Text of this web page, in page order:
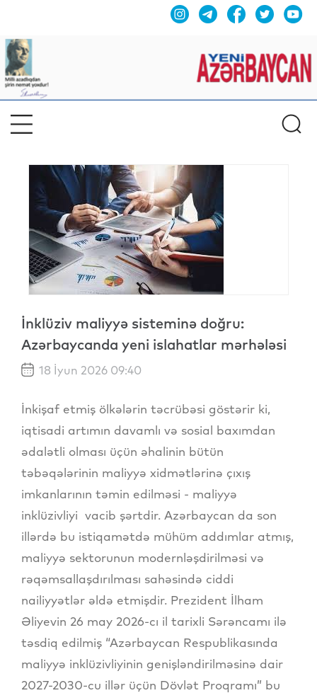
İnklüziv maliyyə sisteminə doğru:
Azərbaycanda yeni islahatlar mərhələsi
18 İyun 2026 09:40
İnkişaf etmiş ölkələrin təcrübəsi göstərir ki,
iqtisadi artımın davamlı və sosial baxımdan
ədalətli olması üçün əhalinin bütün
təbəqələrinin maliyyə xidmətlərinə çıxış
imkanlarının təmin edilməsi - maliyyə
inklüzivliyi vacib şərtdir. Azərbaycan da son
illərdə bu istiqamətdə mühüm addımlar atmış,
maliyyə sektorunun modernləşdirilməsi və
rəqəmsallaşdırılması sahəsində ciddi
nailiyyətlər əldə etmişdir. Prezident İlham
Əliyevin 26 may 2026-cı il tarixli Sərəncamı ilə
təsdiq edilmiş “Azərbaycan Respublikasında
maliyyə inklüzivliyinin genişləndirilməsinə dair
2027-2030-cu illər üçün Dövlət Proqramı” bu